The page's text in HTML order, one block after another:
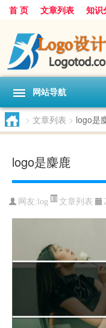
首 页 文章列表 知识
网站导航
> 文章列表 > logo是
logo是麋鹿
网友: log 文章列表